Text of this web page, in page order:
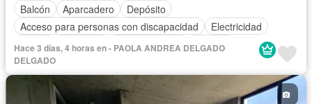
Balcón
Aparcadero
Depósito
Acceso para personas con discapacidad
Electricidad
Jardín
Barbecue Cocina integral
Internet
Gas natural
Agua
Patio
Hace 3 días, 4 horas en - PAOLA ANDREA DELGADO
DELGADO